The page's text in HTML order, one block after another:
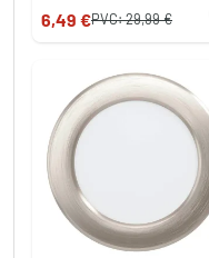
6,49 €PVC:29,99 €